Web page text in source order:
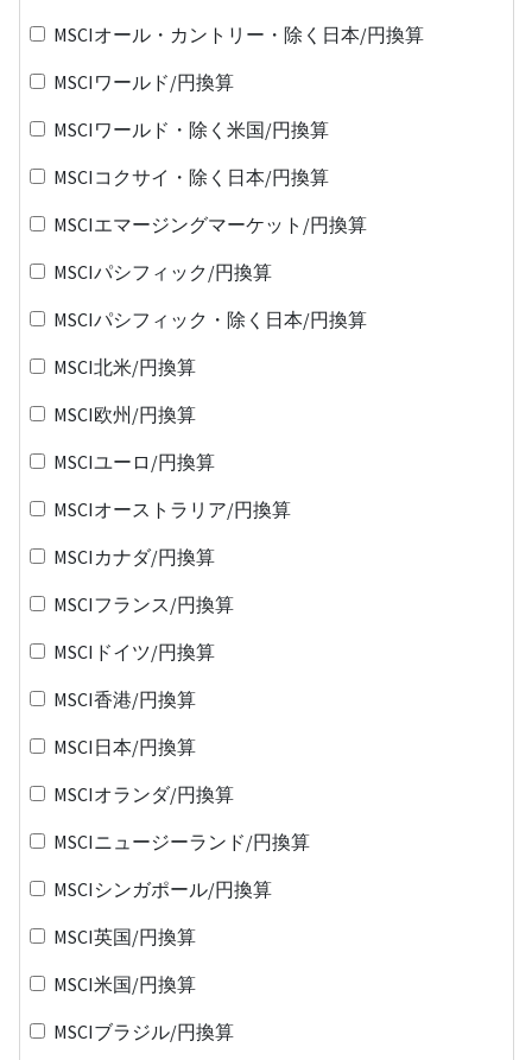
MSCIオール・カントリー・除く日本/円換算
MSCIワールド/円換算
MSCIワールド・除く米国/円換算
MSCIコクサイ・除く日本/円換算
MSCIエマージングマーケット/円換算
MSCIパシフィック/円換算
MSCIパシフィック・除く日本/円換算
MSCI北米/円換算
MSCI欧州/円換算
MSCIユーロ/円換算
MSCIオーストラリア/円換算
MSCIカナダ/円換算
MSCIフランス/円換算
MSCIドイツ/円換算
MSCI香港/円換算
MSCI日本/円換算
MSCIオランダ/円換算
MSCIニュージーランド/円換算
MSCIシンガポール/円換算
MSCI英国/円換算
MSCI米国/円換算
MSCIブラジル/円換算